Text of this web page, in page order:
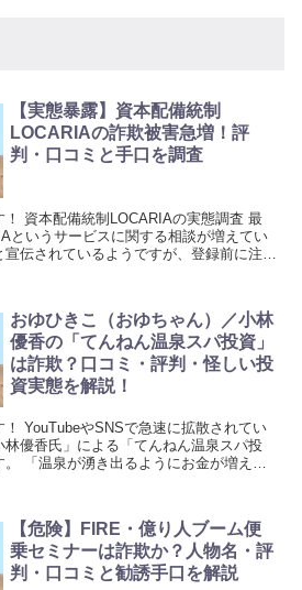
【実態暴露】資本配備統制
LOCARIAの詐欺被害急増！評
判・口コミと手口を調査
！ 資本配備統制LOCARIAの実態調査 最
というサービスに関する相談が増えてい
伝されているようですが、登録前に注意
おゆひきこ（おゆちゃん）／小林
優香の「てんねん温泉スパ投資」
は詐欺？口コミ・評判・怪しい投
資実態を解説！
YouTubeやSNSで急速に拡散されてい
優香氏」による「てんねん温泉スパ投
「温泉が湧き出るようにお金が増え
【危険】FIRE・億り人ブーム便
乗セミナーは詐欺か？人物名・評
判・口コミと勧誘手口を解説